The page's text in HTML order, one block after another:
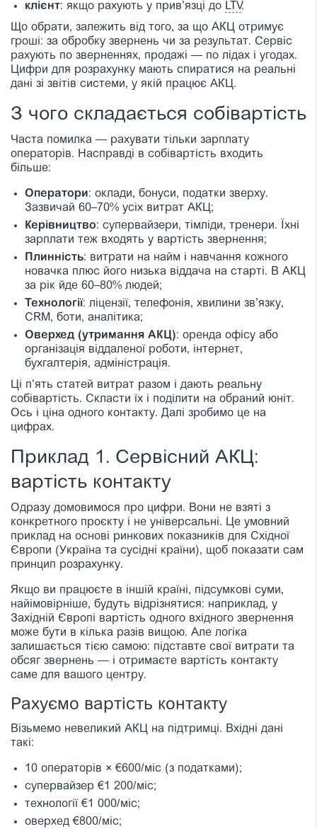
клієнт: якщо рахують у прив’язці до LTV.
Що обрати, залежить від того, за що АКЦ отримує
гроші: за обробку звернень чи за результат. Сервіс
рахують по зверненнях, продажі — по лідах і угодах.
Цифри для розрахунку мають спиратися на реальні
дані зі звітів системи, у якій працює АКЦ.
З чого складається собівартість
Часта помилка — рахувати тільки зарплату
операторів. Насправді в собівартість входить
більше:
Оператори: оклади, бонуси, податки зверху.
Зазвичай 60–70% усіх витрат АКЦ;
Керівництво: супервайзери, тімліди, тренери. Їхні
зарплати теж входять у вартість звернення;
Плинність: витрати на найм і навчання кожного
новачка плюс його низька віддача на старті. В АКЦ
за рік йде 60–80% людей;
Технології: ліцензії, телефонія, хвилини зв’язку,
CRM, боти, аналітика;
Оверхед (утримання АКЦ): оренда офісу або
організація віддаленої роботи, інтернет,
бухгалтерія, адміністрація.
Ці п’ять статей витрат разом і дають реальну
собівартість. Скласти їх і поділити на обраний юніт.
Ось і ціна одного контакту. Далі зробимо це на
цифрах.
Приклад 1. Сервісний АКЦ:
вартість контакту
Одразу домовимося про цифри. Вони не взяті з
конкретного проєкту і не універсальні. Це умовний
приклад на основі ринкових показників для Східної
Європи (Україна та сусідні країни), щоб показати сам
принцип розрахунку.
Якщо ви працюєте в іншій країні, підсумкові суми,
найімовірніше, будуть відрізнятися: наприклад, у
Західній Європі вартість одного вхідного звернення
може бути в кілька разів вищою. Але логіка
залишається тією самою: підставте свої витрати та
обсяг звернень — і отримаєте вартість контакту
саме для вашого центру.
Рахуємо вартість контакту
Візьмемо невеликий АКЦ на підтримці. Вхідні дані
такі:
10 операторів × €600/міс (з податками);
супервайзер €1 200/міс;
технології €1 000/міс;
оверхед €800/міс;